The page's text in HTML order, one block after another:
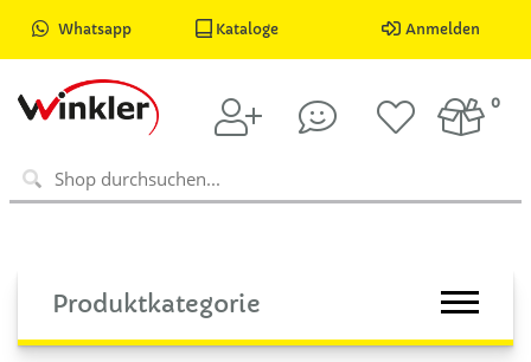
Whatsapp Kataloge Anmelden
0
Produktkategorie